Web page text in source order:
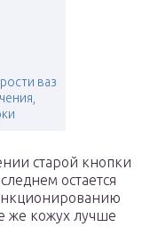
ваз
старой кнопки
остается
же кожух лучше